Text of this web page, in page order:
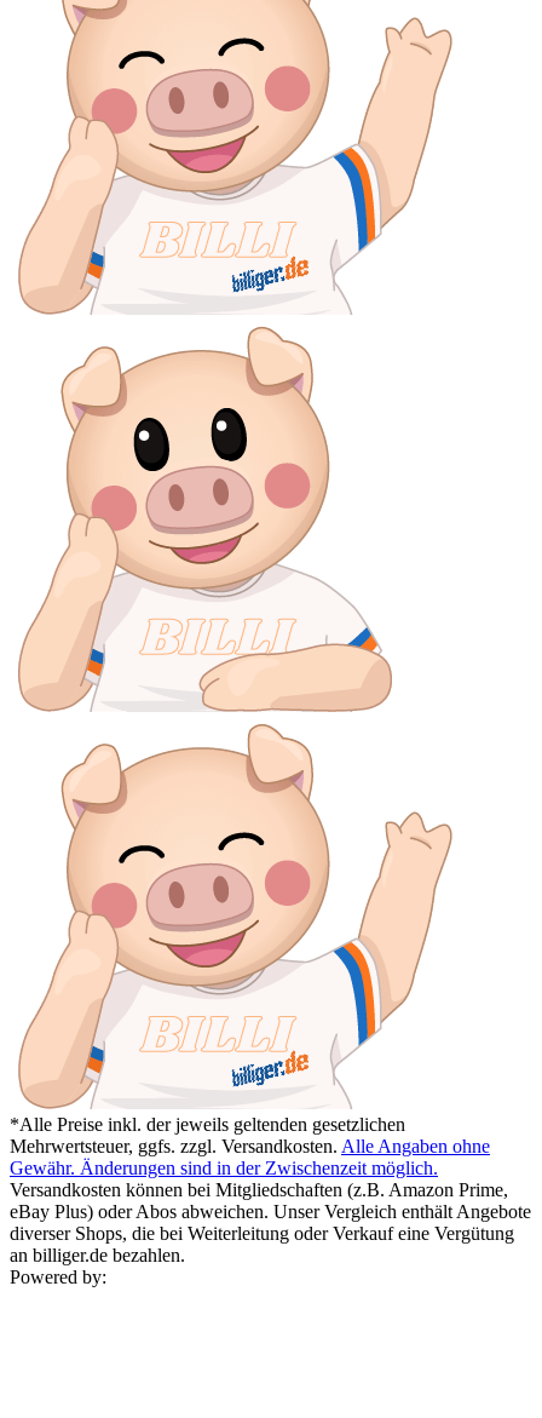
*Alle Preise inkl. der jeweils geltenden gesetzlichen
Mehrwertsteuer, ggfs. zzgl. Versandkosten. Alle Angaben ohne
Gewähr. Änderungen sind in der Zwischenzeit möglich.
Versandkosten können bei Mitgliedschaften (z.B. Amazon Prime,
eBay Plus) oder Abos abweichen. Unser Vergleich enthält Angebote
diverser Shops, die bei Weiterleitung oder Verkauf eine Vergütung
an billiger.de bezahlen.
Powered by: